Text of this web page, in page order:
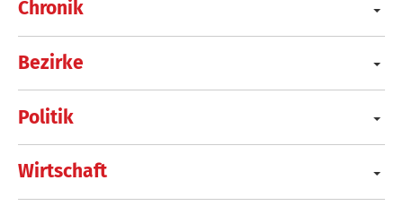
Chronik
Bezirke
Politik
Wirtschaft